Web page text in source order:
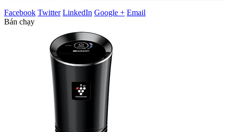
Facebook Twitter LinkedIn Google + Email
Bán chạy